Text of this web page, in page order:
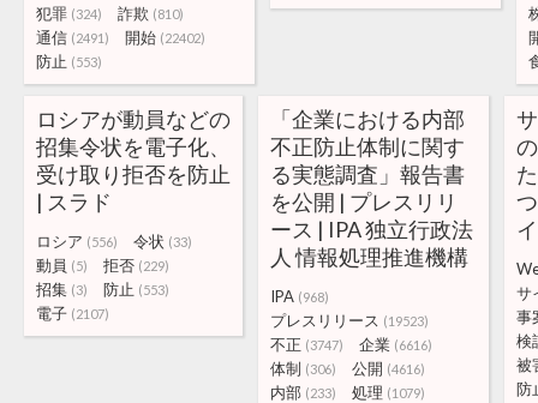
犯罪 (324) 詐欺 (810)
通信 (2491) 開始 (22402)
防止 (553)
ロシアが動員などの
招集令状を電子化、
受け取り拒否を防止
| スラド
ロシア (556) 令状 (33)
動員 (5) 拒否 (229)
招集 (3) 防止 (553)
電子 (2107)
「企業における内部
不正防止体制に関す
る実態調査」報告書
を公開 | プレスリリ
ース | IPA 独立行政法
人 情報処理推進機構
IPA (968)
プレスリリース (19523)
不正 (3747) 企業 (6616)
体制 (306) 公開 (4616)
内部 (233) 処理 (1079)
サ
事
検
被
防